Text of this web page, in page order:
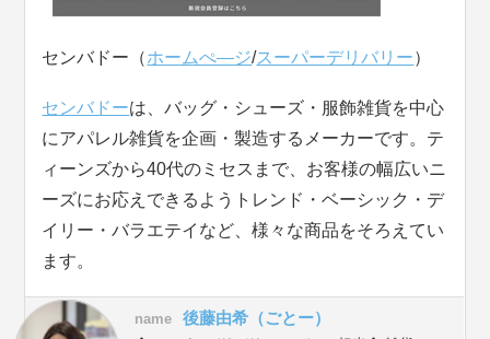
センバドー（ホームぺ―ジ/スーパーデリバリー）
センバドーは、バッグ・シューズ・服飾雑貨を中心
にアパレル雑貨を企画・製造するメーカーです。テ
ィーンズから40代のミセスまで、お客様の幅広いニ
ーズにお応えできるようトレンド・ベーシック・デ
イリー・バラエテイなど、様々な商品をそろえてい
ます。
name 後藤由希（ごとー）